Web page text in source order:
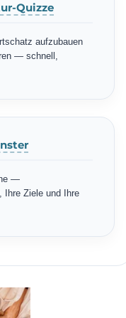
Quizze
aufzubauen
— schnell,
—
Ihre Ziele und Ihre